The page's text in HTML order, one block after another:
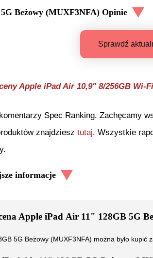
Beżowy (MUXF3NFA) Opinie
Sprawdź
Apple iPad Air 10,9" 8/256GB Wi-
Spec Ranking. Zachęcamy
znajdziesz tutaj. Wszystkie
informacje
Apple iPad Air 11" 128GB 5G
5G Beżowy (MUXF3NFA) można było kupić